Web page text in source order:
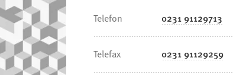
Telefon 0231 91129713
Telefax 0231 91129259